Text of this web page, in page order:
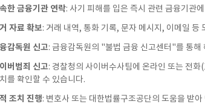
한 금융기관 연락: 사기 피해를 입은 즉시 관련 금융기관
자료 확보: 거래 내역, 통화 기록, 문자 메시지, 이메일 등
감독원 신고: 금융감독원의 "불법 금융 신고센터"를 통해
버범죄 신고: 경찰청의 사이버수사팀에 온라인 또는 전
를 확인할 수 있습니다.
조치 진행: 변호사 또는 대한법률구조공단의 도움을 받